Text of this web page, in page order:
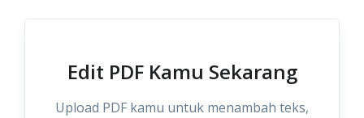
Edit PDF Kamu Sekarang
Upload PDF kamu untuk menambah teks,